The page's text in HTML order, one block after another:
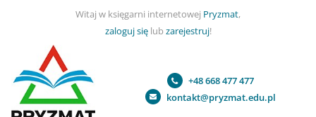
Witaj w księgarni internetowej Pryzmat,
zaloguj sięlub zarejestruj!
+48 668 477 477
kontakt@pryzmat.edu.pl